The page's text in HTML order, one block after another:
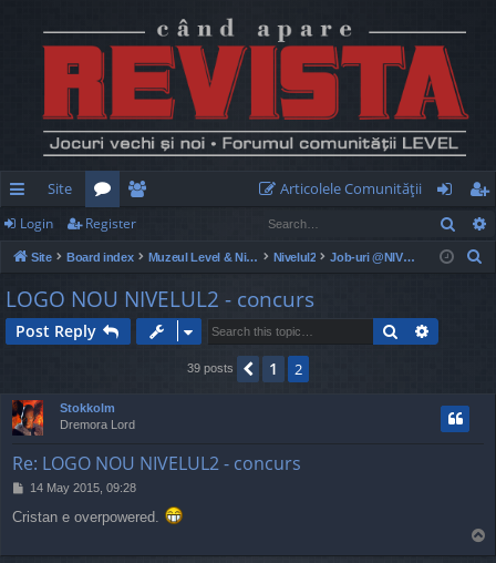
ui
ck
lin
ks
Site
or
u
m
s
e
m
be
Articolele Comunităţii
og
in
eg
ist
Login Register
Site Board index Muzeul Level & Nivelul2 Nivelul2 Job-uri @NIVELUL2 - ocazionale si full time
LOGO NOU NIVELUL2 - concurs
Post Reply Search
39 posts Previous
1 2
Stokkolm
Dremora Lord
Re: LOGO NOU NIVELUL2 - concurs
P
s
14 May 2015, 09:28
Cristan e overpowered.
o